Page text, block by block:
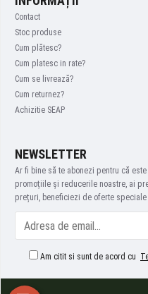
Contact
Stoc produse
Cum plătesc?
Cum platesc in rate?
Cum se livrează?
Cum returnez?
Achizitie SEAP
NEWSLETTER
Ar fi bine să te abonezi pentru că
promoțiile și reducerile noastre, ai
prețuri, beneficiezi de oferte speciale
Am citit si sunt de acord cu